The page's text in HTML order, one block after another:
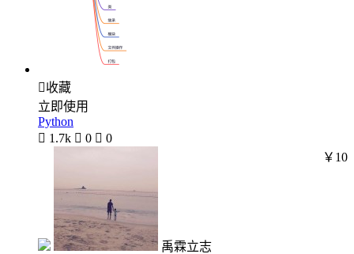
收藏
立即使用
Python
 1.7k  0  0
禹霖立志
￥10